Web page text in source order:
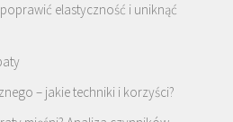
elastyczność i uniknąć
– jakie techniki i korzyści?